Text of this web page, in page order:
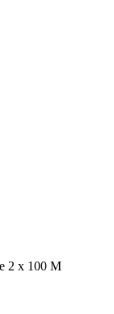
2 x 100 M